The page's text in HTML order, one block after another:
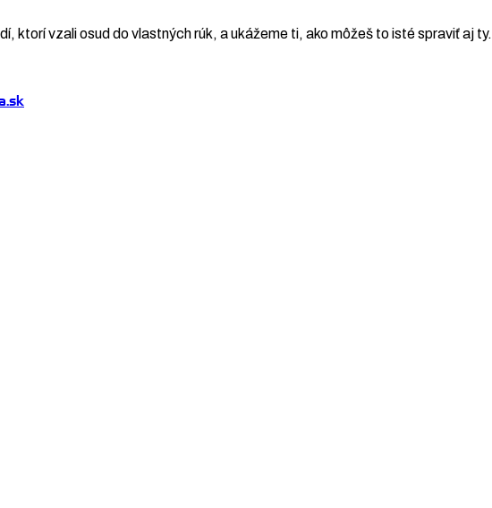
ktorí vzali osud do vlastných rúk, a ukážeme ti, ako môžeš to isté spraviť aj ty.